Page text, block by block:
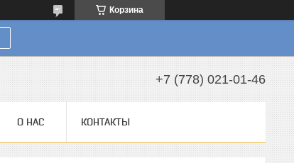
Корзина
+7 (778) 021-01-46
О НАС КОНТАКТЫ